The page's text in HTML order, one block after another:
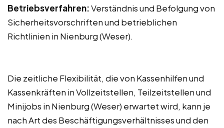
Betriebsverfahren:Verständnis und Befolgung von
Sicherheitsvorschriften und betrieblichen
Richtlinien in Nienburg (Weser).
Die zeitliche Flexibilität, die von Kassenhilfen und
Kassenkräften in Vollzeitstellen, Teilzeitstellen und
Minijobs in Nienburg (Weser) erwartet wird, kann je
nach Art des Beschäftigungsverhältnisses und den